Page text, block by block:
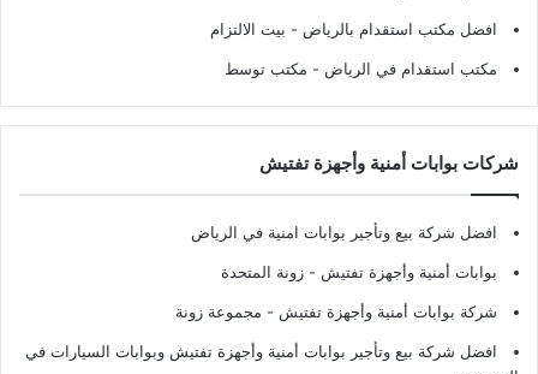
افضل مكتب استقدام بالرياض - بيت الالتزام
مكتب استقدام في الرياض - مكتب توسط
شركات بوابات أمنية وأجهزة تفتيش
افضل شركة بيع وتأجير بوابات امنية في الرياض
بوابات أمنية وأجهزة تفتيش - زونة المتحدة
شركة بوابات أمنية وأجهزة تفتيش - مجموعة زونة
افضل شركة بيع وتأجير بوابات أمنية وأجهزة تفتيش وبوابات السيارات في